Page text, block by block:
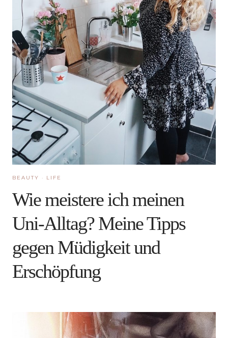
BEAUTY · LIFE
Wie meistere ich meinen
Uni-Alltag? Meine Tipps
gegen Müdigkeit und
Erschöpfung